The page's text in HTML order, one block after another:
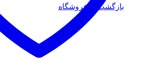
بازگشت به فروشگاه